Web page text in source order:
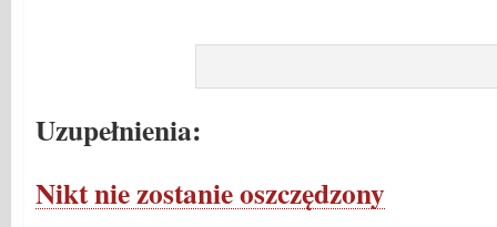
Uzupełnienia:
Nikt nie zostanie oszczędzony